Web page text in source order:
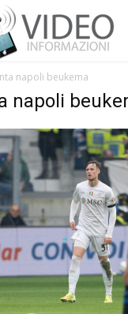
napoli beukema
napoli